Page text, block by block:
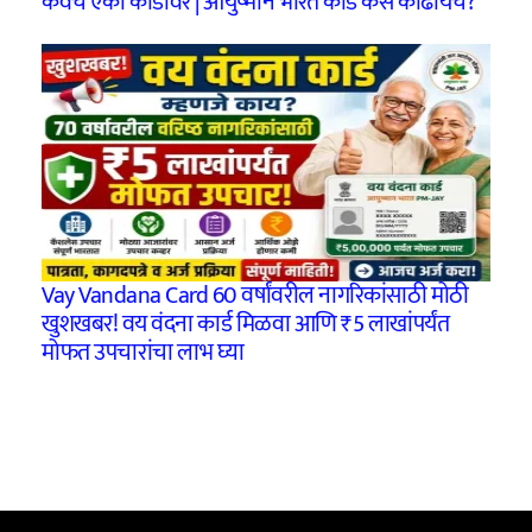
Vay Vandana Card 60 वर्षांवरील नागरिकांसाठी मोठी
खुशखबर! वय वंदना कार्ड मिळवा आणि ₹5 लाखांपर्यंत
मोफत उपचारांचा लाभ घ्या